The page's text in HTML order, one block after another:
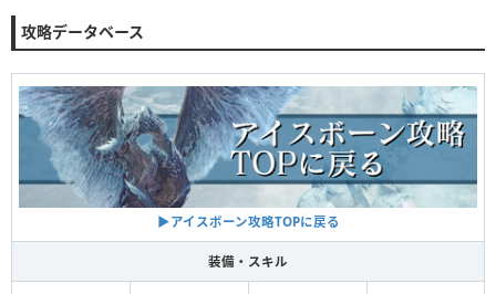
攻略データベース
▶アイスボーン攻略TOPに戻る
装備・スキル